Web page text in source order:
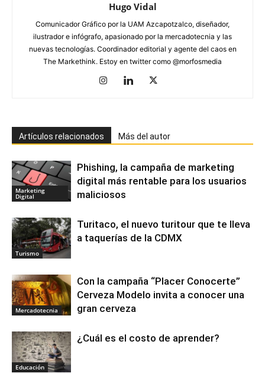
Hugo Vidal
Comunicador Gráfico por la UAM Azcapotzalco, diseñador,
ilustrador e infógrafo, apasionado por la mercadotecnia y las
nuevas tecnologías. Coordinador editorial y agente del caos en
The Markethink. Estoy en twitter como @morfosmedia
Artículos relacionados Más del autor
Marketing
Digital
Phishing, la campaña de marketing
digital más rentable para los usuarios
maliciosos
Turismo
Turitaco, el nuevo turitour que te lleva
a taquerías de la CDMX
Mercadotecnia
Con la campaña “Placer Conocerte”
Cerveza Modelo invita a conocer una
gran cerveza
Educación
¿Cuál es el costo de aprender?